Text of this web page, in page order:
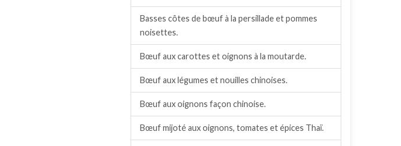
Basses côtes de bœuf à la persillade et pommes
noisettes.
Bœuf aux carottes et oignons à la moutarde.
Bœuf aux légumes et nouilles chinoises.
Bœuf aux oignons façon chinoise.
Bœuf mijoté aux oignons, tomates et épices Thaï.